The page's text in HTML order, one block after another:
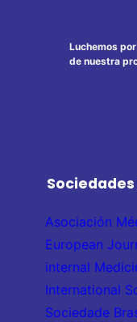
Luchemos
de nuestra
Asociación
European
internal
International
Sociedade